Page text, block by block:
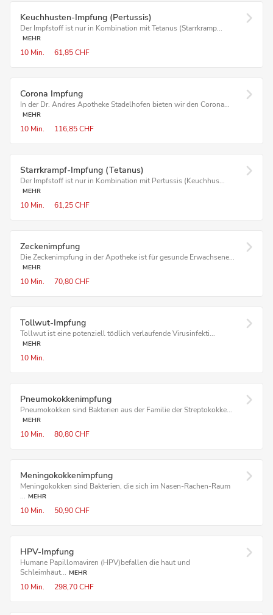
Keuchhusten-Impfung (Pertussis)
Der Impfstoff ist nur in Kombination mit Tetanus (Starrkramp...
MEHR
10 Min. 61,85 CHF
Corona Impfung
In der Dr. Andres Apotheke Stadelhofen bieten wir den Corona...
MEHR
10 Min. 116,85 CHF
Starrkrampf-Impfung (Tetanus)
Der Impfstoff ist nur in Kombination mit Pertussis (Keuchhus...
MEHR
10 Min. 61,25 CHF
Zeckenimpfung
Die Zeckenimpfung in der Apotheke ist für gesunde Erwachsene...
MEHR
10 Min. 70,80 CHF
Tollwut-Impfung
Tollwut ist eine potenziell tödlich verlaufende Virusinfekti...
MEHR
10 Min.
Pneumokokkenimpfung
Pneumokokken sind Bakterien aus der Familie der Streptokokke...
MEHR
10 Min. 80,80 CHF
Meningokokkenimpfung
Meningokokken sind Bakterien, die sich im Nasen-Rachen-Raum
... MEHR
10 Min. 50,90 CHF
HPV-Impfung
Humane Papillomaviren (HPV)befallen die haut und
Schleimhäut... MEHR
10 Min. 298,70 CHF